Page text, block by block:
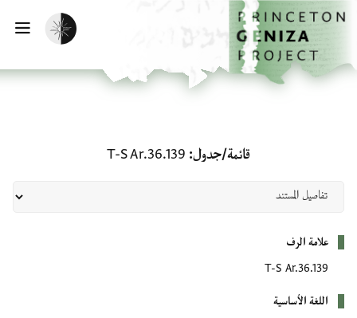
إلى المحتوى الرئيسي
الرئيسية
تفعيل الوضع المظلم
قائمة/جدول T-S Ar.36.139
علامة الرف
T-S Ar.36.139
اللغة الأساسية